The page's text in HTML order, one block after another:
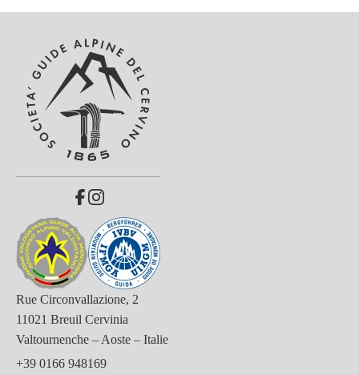
Rue Circonvallazione, 2
11021 Breuil Cervinia
Valtournenche – Aoste – Italie
+39 0166 948169